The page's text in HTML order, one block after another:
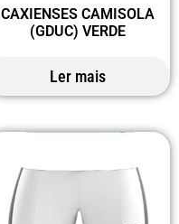
CAXIENSES CAMISOLA
(GDUC) VERDE
Ler mais